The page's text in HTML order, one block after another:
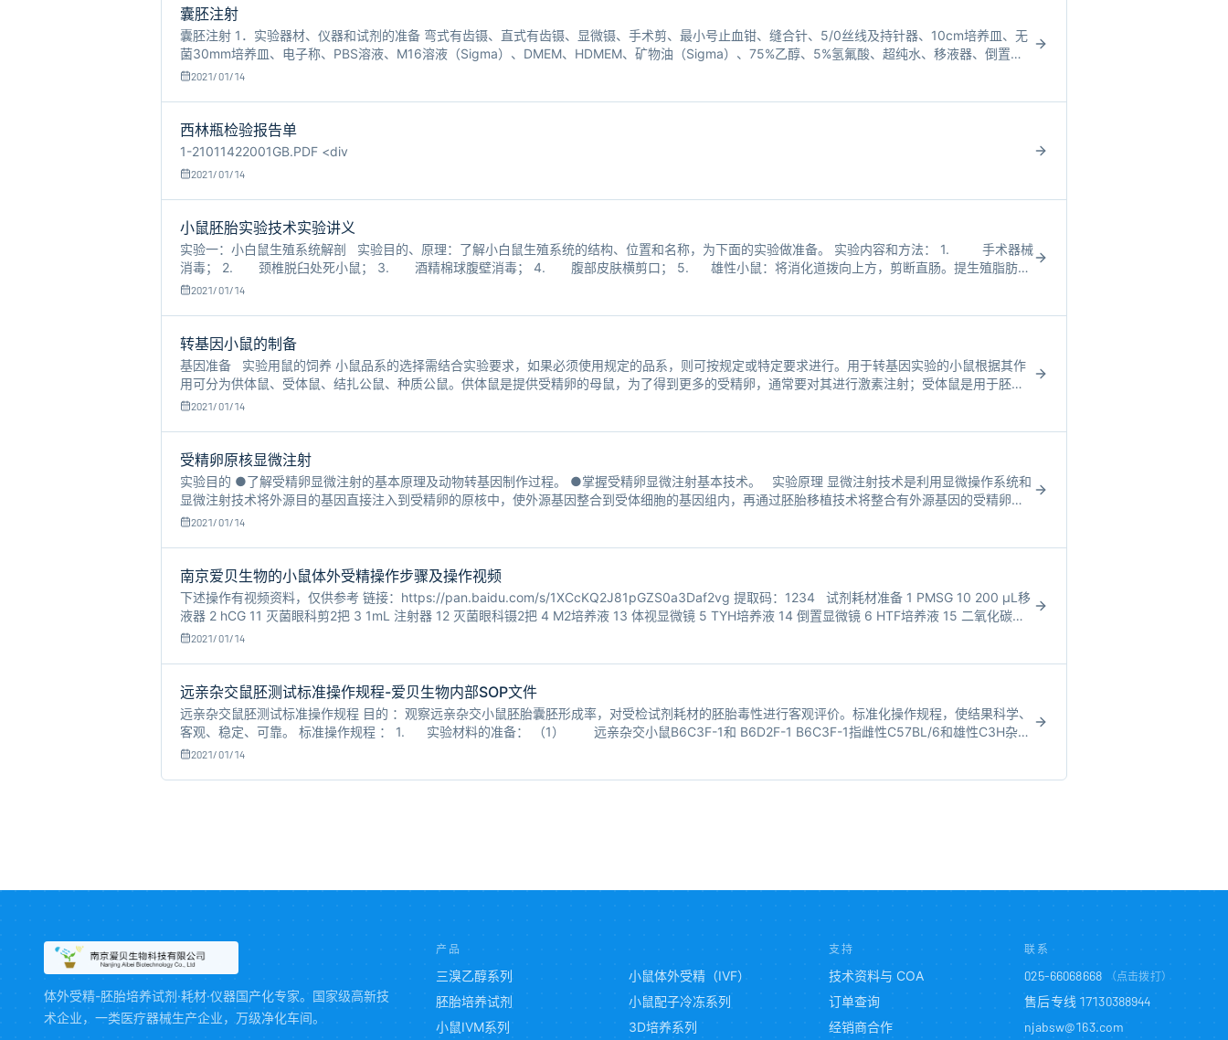
囊胚注射
囊胚注射 1．实验器材、仪器和试剂的准备 弯式有齿镊、直式有齿镊、显微镊、手术剪、最小号止血钳、缝合针、5/0丝线及持针器、10cm培养皿、无
菌30mm培养皿、电子称、PBS溶液、M16溶液（Sigma）、DMEM、HDMEM、矿物油（Sigma）、75%乙醇、5%氢氟酸、超纯水、移液器、倒置显
微镜、解剖显微镜、显微操作仪、超净台、二氧化碳培养箱、拉针仪、煅针仪、磨针仪、酒精灯、自制吸卵针、移植针
2021/01/14
西林瓶检验报告单
1-21011422001GB.PDF <div
2021/01/14
小鼠胚胎实验技术实验讲义
实验一：小白鼠生殖系统解剖 实验目的、原理：了解小白鼠生殖系统的结构、位置和名称，为下面的实验做准备。 实验内容和方法： 1. 手术器械
消毒； 2. 颈椎脱臼处死小鼠； 3. 酒精棉球腹壁消毒； 4. 腹部皮肤横剪口； 5. 雄性小鼠：将消化道拨向上方，剪断直肠。提生殖脂肪，
将精巢（睾丸） 从阴囊提出，观察精巢、附睾头、附睾尾等
2021/01/14
转基因小鼠的制备
基因准备 实验用鼠的饲养 小鼠品系的选择需结合实验要求，如果必须使用规定的品系，则可按规定或特定要求进行。用于转基因实验的小鼠根据其作
用可分为供体鼠、受体鼠、结扎公鼠、种质公鼠。供体鼠是提供受精卵的母鼠，为了得到更多的受精卵，通常要对其进行激素注射；受体鼠是用于胚胎
移植的假孕母鼠，以后生育转基因小鼠；结扎公鼠是有交配能力，但没有繁殖生育能力的公鼠；种质公鼠用于与供体母鼠配种。本项试验将全部应用
2021/01/14
受精卵原核显微注射
实验目的 ●了解受精卵显微注射的基本原理及动物转基因制作过程。 ●掌握受精卵显微注射基本技术。 实验原理 显微注射技术是利用显微操作系统和
显微注射技术将外源目的基因直接注入到受精卵的原核中，使外源基因整合到受体细胞的基因组内，再通过胚胎移植技术将整合有外源基因的受精卵移
植到受体动物的子宫内发育，从而获得转基因动物。它是目前基因转移效率较好的一种基因转移方法，可直接用不含有原核载体DNA片段的外
2021/01/14
南京爱贝生物的小鼠体外受精操作步骤及操作视频
下述操作有视频资料，仅供参考 链接：https://pan.baidu.com/s/1XCcKQ2J81pGZS0a3Daf2vg 提取码：1234 试剂耗材准备 1 PMSG 10 200 μL移
液器 2 hCG 11 灭菌眼科剪2把 3 1mL 注射器 12 灭菌眼科镊2把 4 M2培养液 13 体视显微镜 5 TYH培养液 14 倒置显微镜 6 HTF培养液 15 二氧化碳培
养箱(37℃
2021/01/14
远亲杂交鼠胚测试标准操作规程-爱贝生物内部SOP文件
远亲杂交鼠胚测试标准操作规程 目的 ：观察远亲杂交小鼠胚胎囊胚形成率，对受检试剂耗材的胚胎毒性进行客观评价。标准化操作规程，使结果科学、
客观、稳定、可靠。 标准操作规程 ： 1. 实验材料的准备： （1） 远亲杂交小鼠B6C3F-1和 B6D2F-1 B6C3F-1指雌性C57BL/6和雄性C3H杂交
后所生的F1代，B6D2F-1指雌性C57BL/6和雄性DBA/2杂交后所
2021/01/14
体外受精-胚胎培养试剂·耗材·仪器国产化专家。国家级高新技
术企业，一类医疗器械生产企业，万级净化车间。
产品
三溴乙醇系列
小鼠体外受精（IVF）
胚胎培养试剂
小鼠配子冷冻系列
小鼠IVM系列
3D培养系列
支持
技术资料与 COA
订单查询
经销商合作
联系
025-66068668 （点击拨打）
售后专线 17130388944
njabsw@163.com